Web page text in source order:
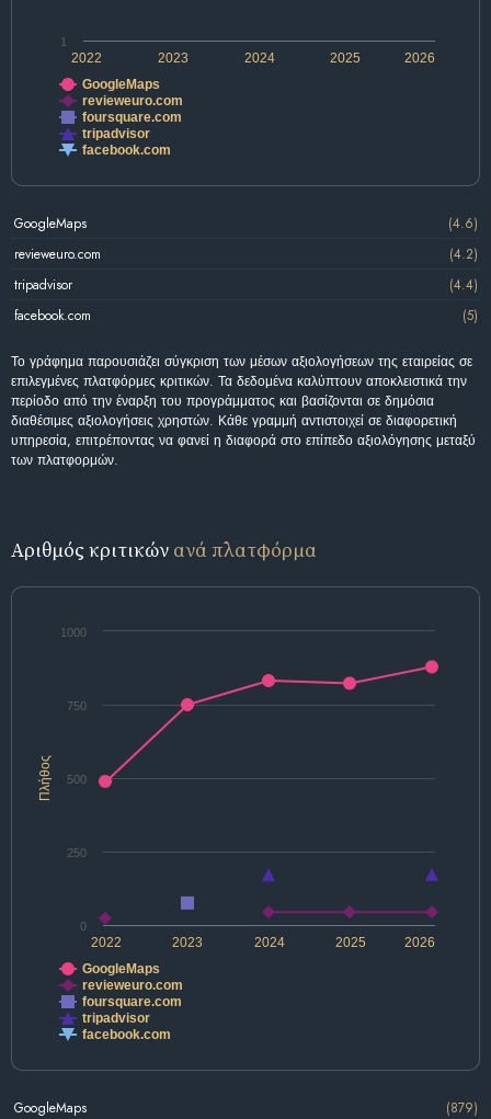
2022 2024 2026
2023 2025
1
GoogleMaps
revieweuro.com
foursquare.com
tripadvisor
facebook.com
GoogleMaps
(4.6)
revieweuro.com
(4.2)
tripadvisor
(4.4)
facebook.com
(5)
Το γράφημα παρουσιάζει σύγκριση των μέσων αξιολογήσεων της εταιρείας σε
επιλεγμένες πλατφόρμες κριτικών. Τα δεδομένα καλύπτουν αποκλειστικά την
περίοδο από την έναρξη του προγράμματος και βασίζονται σε δημόσια
διαθέσιμες αξιολογήσεις χρηστών. Κάθε γραμμή αντιστοιχεί σε διαφορετική
υπηρεσία, επιτρέποντας να φανεί η διαφορά στο επίπεδο αξιολόγησης μεταξύ
των πλατφορμών.
Αριθμός κριτικών ανά πλατφόρμα
Πλήθος
2022 2024 2026
2023 2025
0
1000
250
500
750
GoogleMaps
revieweuro.com
foursquare.com
tripadvisor
facebook.com
GoogleMaps
(879)